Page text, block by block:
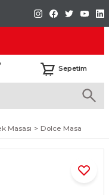
Sepetim
Masası Dolce Masa